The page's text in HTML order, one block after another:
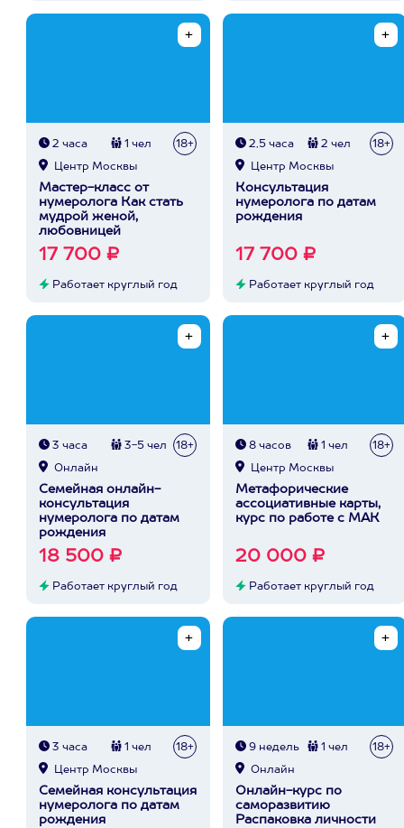
2 часа 1 чел 18+
Центр Москвы
Мастер-класс от
нумеролога Как стать
мудрой женой,
любовницей
17 700 ₽
Работает круглый год
2,5 часа 2 чел 18+
Центр Москвы
Консультация
нумеролога по датам
рождения
17 700 ₽
Работает круглый год
3 часа 3-5 чел 18+
Онлайн
Семейная онлайн-
консультация
нумеролога по датам
рождения
18 500 ₽
Работает круглый год
8 часов 1 чел 18+
Центр Москвы
Метафорические
ассоциативные карты,
курс по работе с МАК
20 000 ₽
Работает круглый год
3 часа 1 чел 18+
Центр Москвы
Семейная консультация
нумеролога по датам
рождения
9 недель 1 чел 18+
Онлайн
Онлайн-курс по
саморазвитию
Распаковка личности